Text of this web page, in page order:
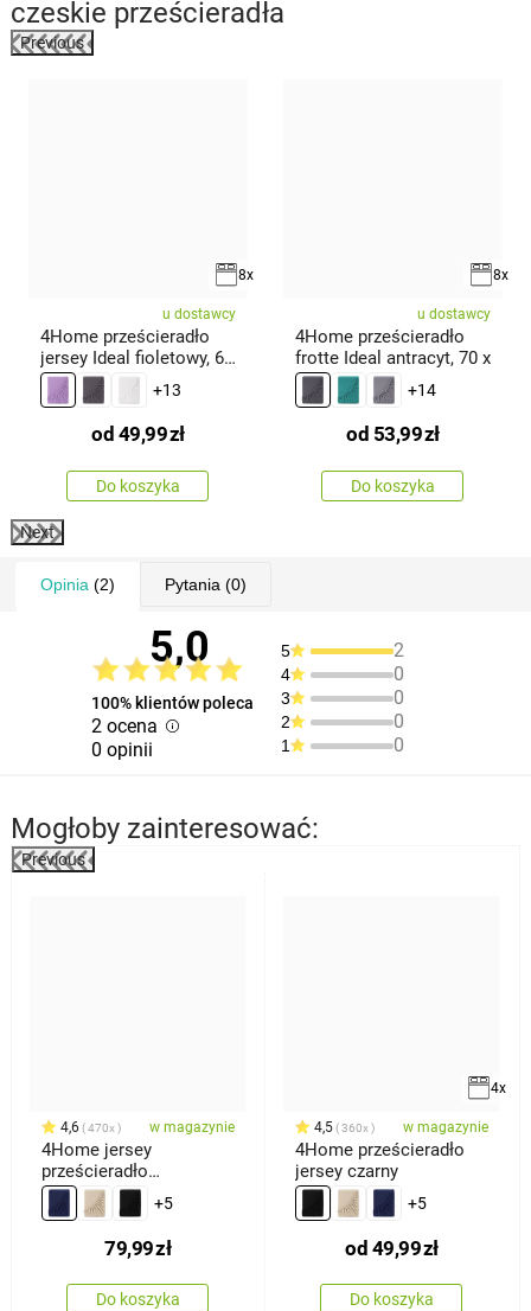
czeskie prześcieradła
Previous
8x
u dostawcy
4Home prześcieradło
jersey Ideal fioletowy, 60
x
+13
od 49,99zł
Do koszyka
8x
u dostawcy
4Home prześcieradło
frotte Ideal antracyt, 70 x
+14
od 53,99zł
Do koszyka
Next
Opinia (2) Pytania (0)
5,0
100% klientów poleca
2 ocena
0 opinii
5 2
4 0
3 0
2 0
1 0
Mogłoby zainteresować:
Previous
4,6 470x w magazynie
4Home jersey
prześcieradło
ciemnoniebieski, 180 x
200 cm
+5
79,99zł
Do koszyka
4x
4,5 360x w magazynie
4Home prześcieradło
jersey czarny
+5
od 49,99zł
Do koszyka